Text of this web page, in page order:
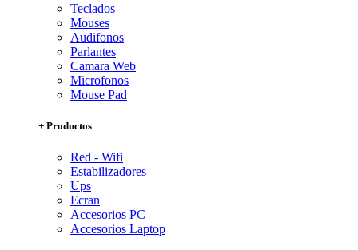
Teclados
Mouses
Audifonos
Parlantes
Camara Web
Microfonos
Mouse Pad
+ Productos
Red - Wifi
Estabilizadores
Ups
Ecran
Accesorios PC
Accesorios Laptop